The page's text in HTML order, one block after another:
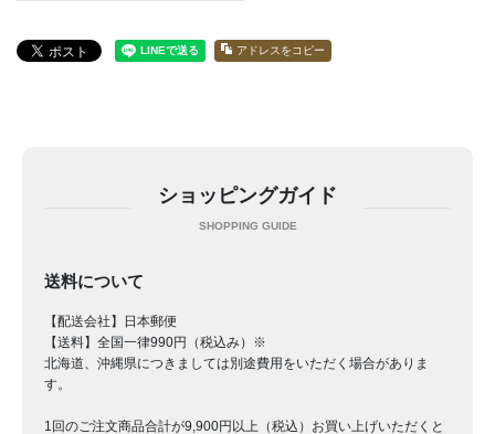
アドレスをコピー
ショッピングガイド
送料について
【配送会社】日本郵便
【送料】全国一律990円（税込み）※
北海道、沖縄県につきましては別途費用をいただく場合がありま
す。
1回のご注文商品合計が9,900円以上（税込）お買い上げいただくと